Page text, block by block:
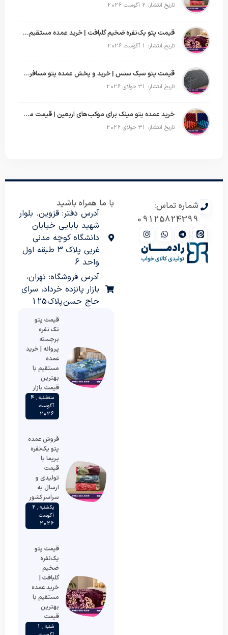
تاریخ انتشار: 2 آگوست 2026
قیمت پتو یک‌نفره ضخیم گلبافت | خرید عمده مستقیم با بهترین قیمت
تاریخ انتشار: 1 آگوست 2026
قیمت پتو سبک سنس | خرید و پخش عمده پتو مسافرتی Sense
تاریخ انتشار: 31 جولای 2026
خرید عمده پتو مینک برای موکب‌های اربعین | قیمت مناسب و ارسال سریع
تاریخ انتشار: 31 جولای 2026
شماره تماس:
09125824399
با ما همراه باشید
آدرس دفتر: قزوین. بلوار
شهید بابایی خیابان
دانشگاه کوچه مدنی
غربی پلاک 3 طبقه اول
واحد 6
آدرس فروشگاه: تهران،
بازار پانزده خرداد، سرای
حاج حسن پلاک 125
قیمت پتو
تک نفره
برجسته
پروانه | خرید
عمده
مستقیم با
بهترین
قیمت بازار
سه‌شنبه , 4
آگوست
2026
فروش عمده
پتو یک‌نفره
پریما با
قیمت
تولیدی و
ارسال به
سراسر کشور
یکشنبه , 2
آگوست
2026
قیمت پتو
یک‌نفره
ضخیم
گلبافت |
خرید عمده
مستقیم با
بهترین
قیمت
شنبه , 1